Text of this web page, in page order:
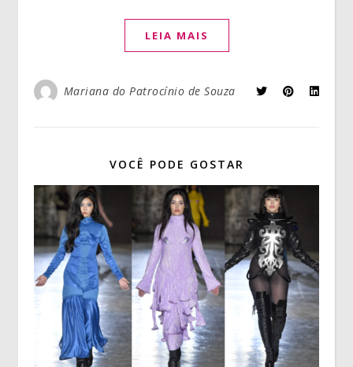
LEIA MAIS
Mariana do Patrocínio de Souza
VOCÊ PODE GOSTAR